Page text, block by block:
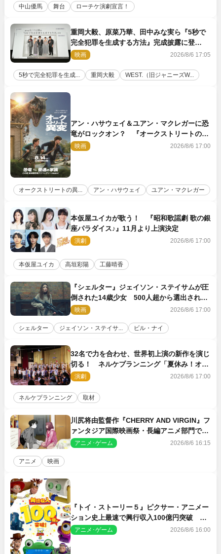
中山優馬 舞台 ローチケ演劇宣言！
重岡大毅、原菜乃華、田中みな実ら『5秒で
完全犯罪を生成する方法』完成披露に登
壇！ それぞれのAI活用術も発表
映画 2026/8/6 17:05
5秒で完全犯罪を生成... 重岡大毅 WEST.（旧ジャニーズW...
アン・ハサウェイ＆ユアン・マクレガーに恐
竜がロックオン？ 『オークストリートの異
変』新ビジュアル＆本編映像初解禁
映画 2026/8/6 17:00
オークストリートの異... アン・ハサウェイ ユアン・マクレガー
本仮屋ユイカが歌う！ 『昭和歌謡劇 歌の銀
座パラダイス♪』11月より上演決定
演劇 2026/8/6 17:00
本仮屋ユイカ 高垣彩陽 工藤晴香
『シェルター』ジェイソン・ステイサムが圧
倒された14歳少女 500人超から選出された
新鋭ボディ・レイ・ブレスナックとは
映画 2026/8/6 17:00
シェルター ジェイソン・ステイサ... ビル・ナイ
32名で力を合わせ、世界初上演の新作を演じ
切る！ ネルケプランニング「夏休み！オ
ン・ワークショップ2026」レポート【最終
日】
演劇 2026/8/6 17:00
ネルケプランニング 取材
川尻将由監督作『CHERRY AND VIRGIN』フ
ァンタジア国際映画祭・長編アニメ部門で観
客賞・金賞受賞！
アニメ･ゲーム 2026/8/6 16:15
アニメ 映画
『トイ・ストーリー５』ピクサー・アニメー
ション史上最速で興行収入100億円突破 シ
リーズNo.1興収が目前
アニメ･ゲーム 2026/8/6 16:00